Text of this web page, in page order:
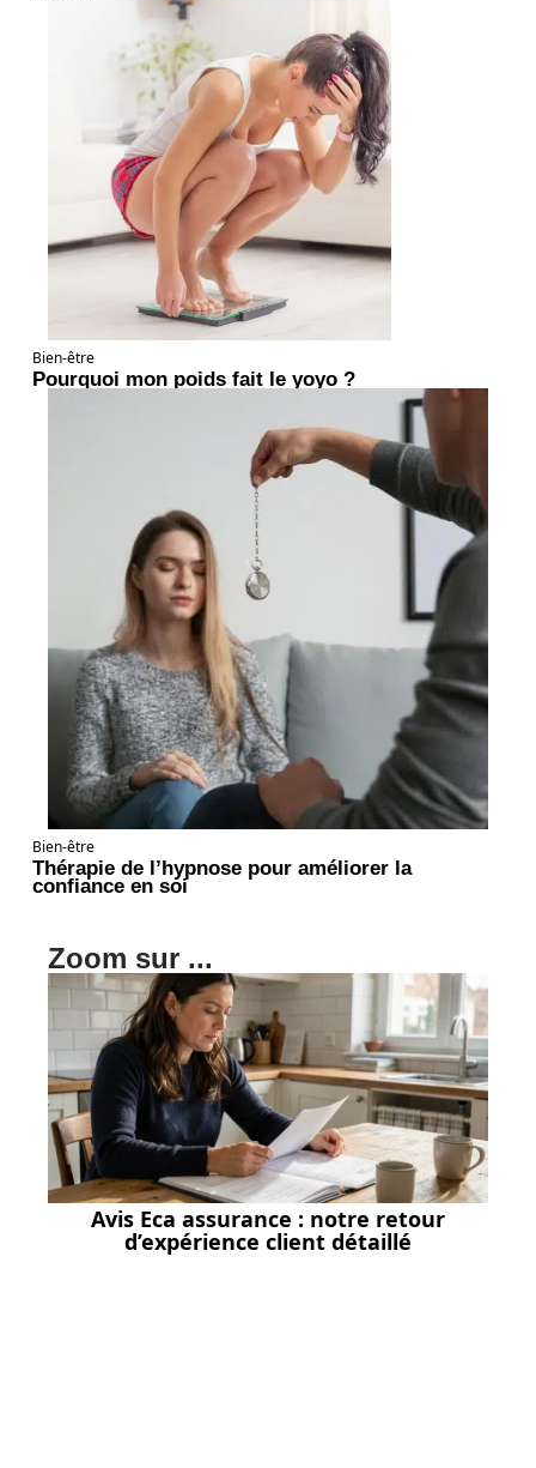
Bien-être
Pourquoi mon poids fait le yoyo ?
Bien-être
Thérapie de l’hypnose pour améliorer la
confiance en soi
Zoom sur ...
Avis Eca assurance : notre retour
d’expérience client détaillé